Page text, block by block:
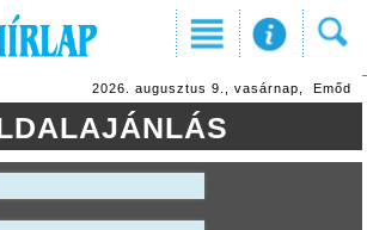
2026. augusztus 9., vasárnap, Emőd